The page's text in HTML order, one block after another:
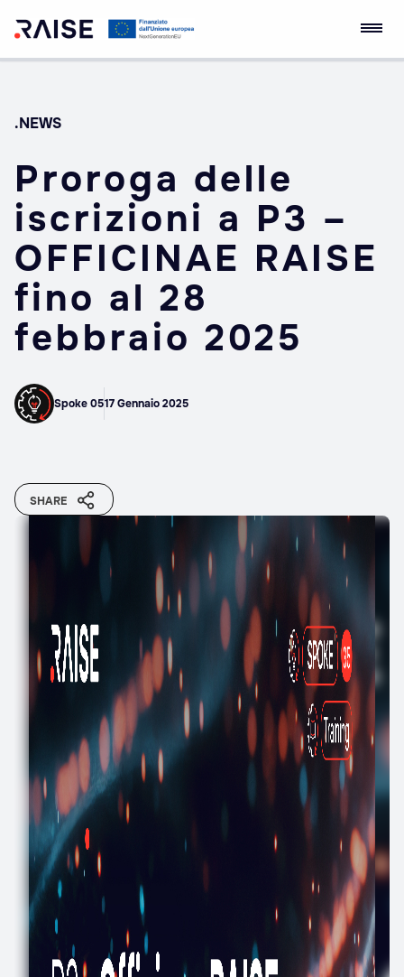
Skip
RAISE
Empowerment
.NEWS
Proroga delle
iscrizioni a P3 –
OFFICINAE RAISE
fino al 28
febbraio 2025
Spoke 0517 Gennaio 2025
SHARE